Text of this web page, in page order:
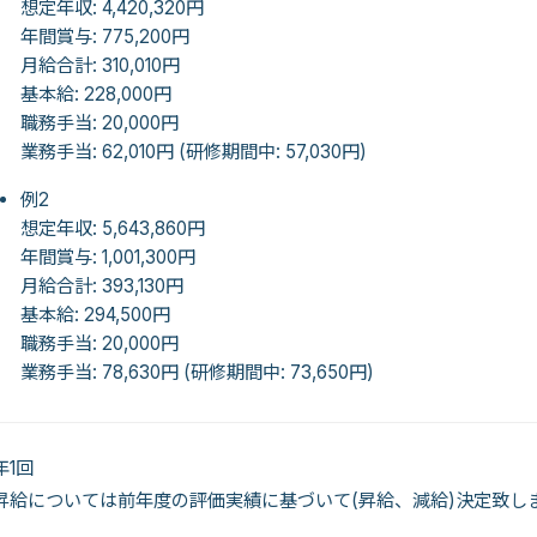
想定年収: 4,420,320円
年間賞与: 775,200円
月給合計: 310,010円
基本給: 228,000円
職務手当: 20,000円
業務手当: 62,010円 (研修期間中: 57,030円)
例2
想定年収: 5,643,860円
年間賞与: 1,001,300円
月給合計: 393,130円
基本給: 294,500円
職務手当: 20,000円
業務手当: 78,630円 (研修期間中: 73,650円)
1回
給については前年度の評価実績に基づいて(昇給、減給)決定致し